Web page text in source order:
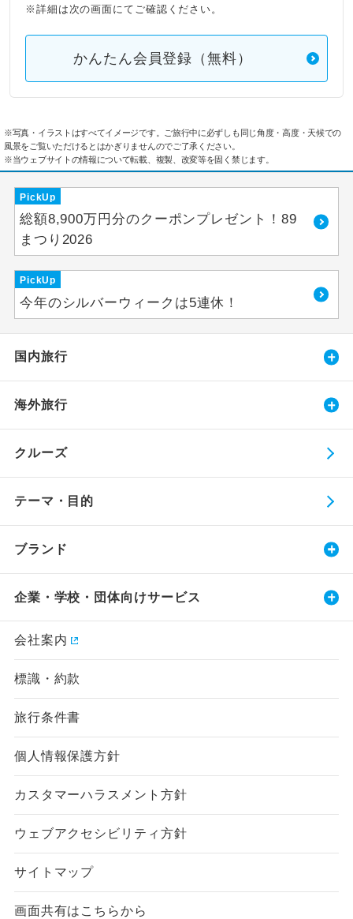
※詳細は次の画面にてご確認ください。
かんたん会員登録（無料）
※写真・イラストはすべてイメージです。ご旅行中に必ずしも同じ角度・高度・天候での
風景をご覧いただけるとはかぎりませんのでご了承ください。
※当ウェブサイトの情報について転載、複製、改変等を固く禁じます。
PickUp
総額8,900万円分のクーポンプレゼント！89
まつり2026
PickUp
今年のシルバーウィークは5連休！
国内旅行
海外旅行
クルーズ
テーマ・目的
ブランド
企業・学校・団体向けサービス
会社案内
標識・約款
旅行条件書
個人情報保護方針
カスタマーハラスメント方針
ウェブアクセシビリティ方針
サイトマップ
画面共有はこちらから